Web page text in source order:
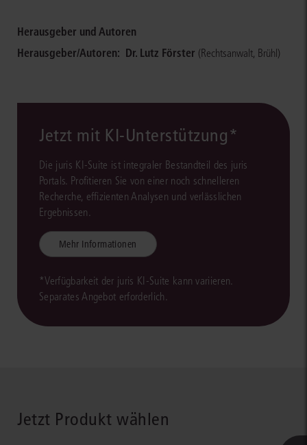
Herausgeber und Autoren
Herausgeber/Autoren: Dr. Lutz Förster (Rechtsanwalt, Brühl)
Jetzt mit KI-Unterstützung*
Die juris KI-Suite ist integraler Bestandteil des juris
Portals. Profitieren Sie von einer noch schnelleren
Recherche, effizienten Analysen und verlässlichen
Ergebnissen.
Mehr Informationen
*Verfügbarkeit der juris KI-Suite kann variieren.
Separates Angebot erforderlich.
Jetzt Produkt wählen